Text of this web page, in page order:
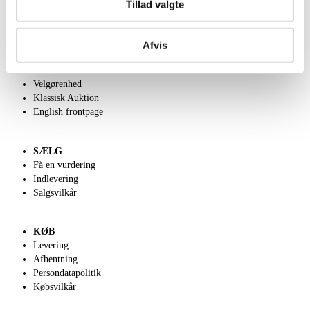
Tillad valgte
Afvis
Velgørenhed
Klassisk Auktion
English frontpage
SÆLG
Få en vurdering
Indlevering
Salgsvilkår
KØB
Levering
Afhentning
Persondatapolitik
Købsvilkår